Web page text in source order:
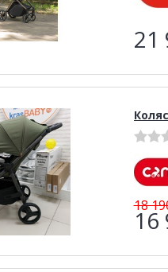
21
18
16